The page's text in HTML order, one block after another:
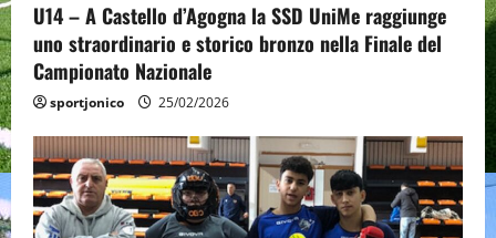
n
U14 – A Castello d’Agogna la SSD UniMe raggiunge
uno straordinario e storico bronzo nella Finale del
Campionato Nazionale
sportjonico 25/02/2026